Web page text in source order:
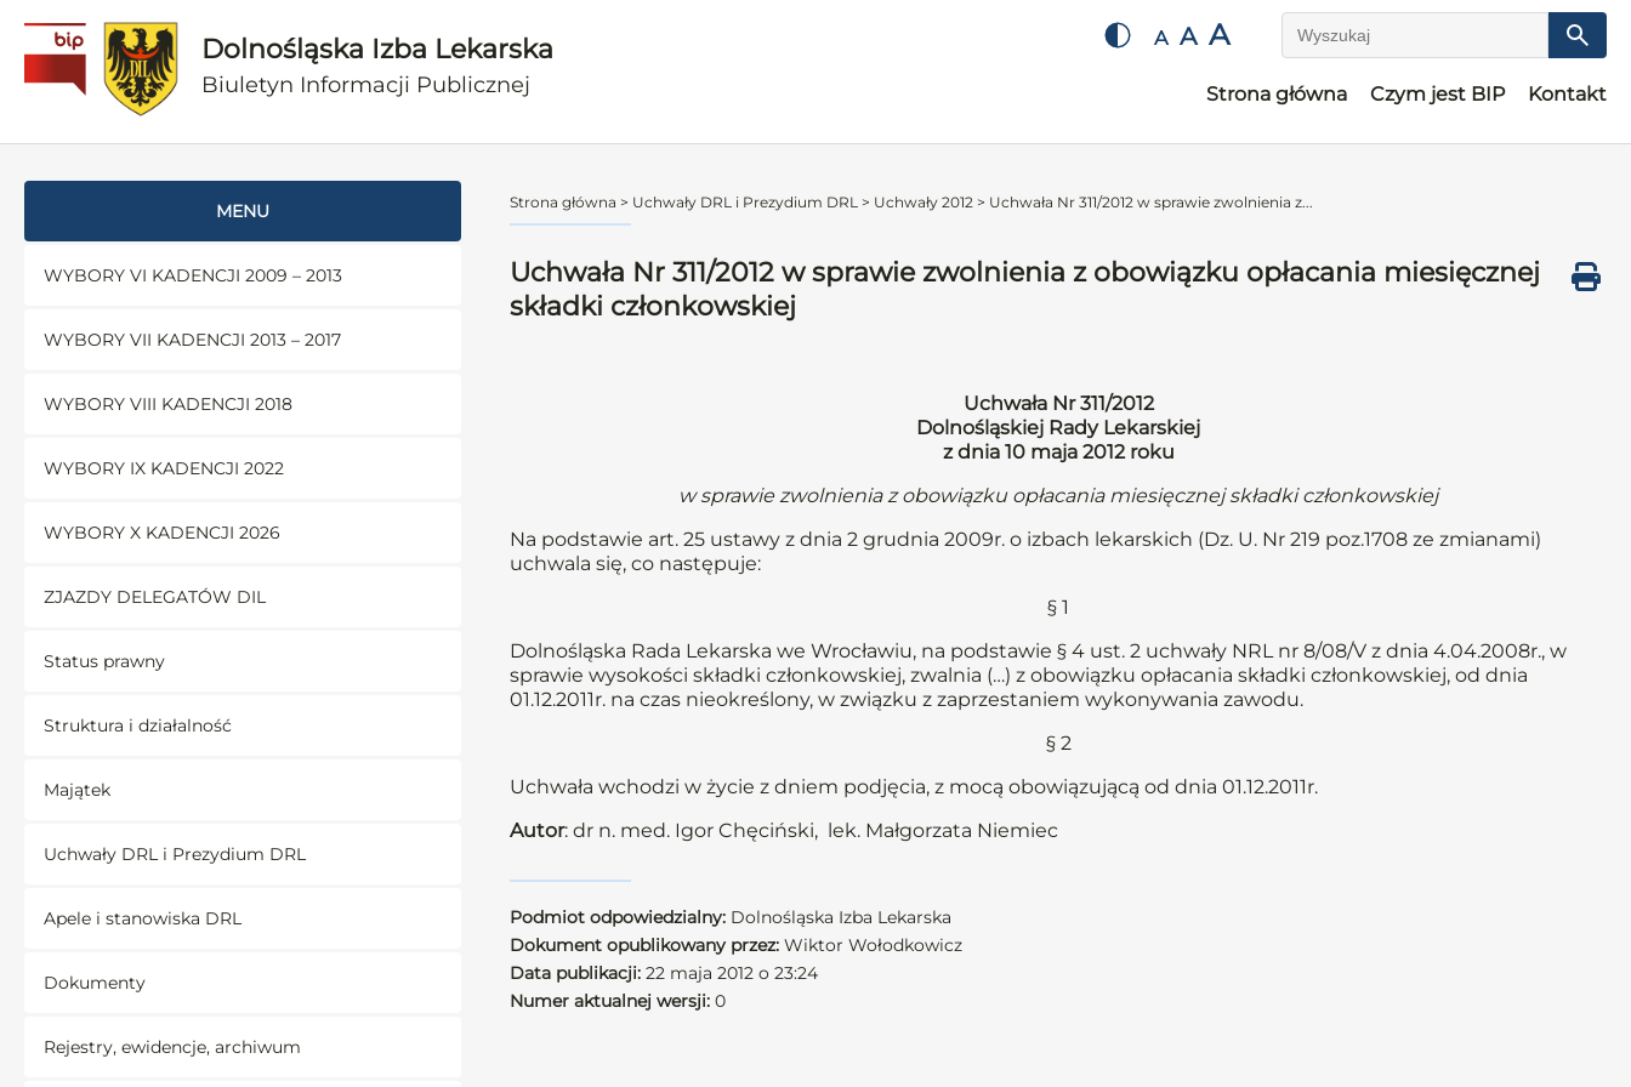
Dolnośląska Izba Lekarska
Biuletyn Informacji Publicznej
A A A Wyszukaj
Strona główna Czym jest BIP Kontakt
MENU
WYBORY VI KADENCJI 2009 – 2013
WYBORY VII KADENCJI 2013 – 2017
WYBORY VIII KADENCJI 2018
WYBORY IX KADENCJI 2022
WYBORY X KADENCJI 2026
ZJAZDY DELEGATÓW DIL
Status prawny
Struktura i działalność
Majątek
Uchwały DRL i Prezydium DRL
Apele i stanowiska DRL
Dokumenty
Rejestry, ewidencje, archiwum
Strona główna > Uchwały DRL i Prezydium DRL > Uchwały 2012 > Uchwała Nr 311/2012 w sprawie zwolnienia z...
Uchwała Nr 311/2012 w sprawie zwolnienia z obowiązku opłacania miesięcznej
składki członkowskiej
Uchwała Nr 311/2012
Dolnośląskiej Rady Lekarskiej
z dnia 10 maja 2012 roku
w sprawie zwolnienia z obowiązku opłacania miesięcznej składki członkowskiej
Na podstawie art. 25 ustawy z dnia 2 grudnia 2009r. o izbach lekarskich (Dz. U. Nr 219 poz.1708 ze zmianami)
uchwala się, co następuje:
§ 1
Dolnośląska Rada Lekarska we Wrocławiu, na podstawie § 4 ust. 2 uchwały NRL nr 8/08/V z dnia 4.04.2008r., w
sprawie wysokości składki członkowskiej, zwalnia (…) z obowiązku opłacania składki członkowskiej, od dnia
01.12.2011r. na czas nieokreślony, w związku z zaprzestaniem wykonywania zawodu.
§ 2
Uchwała wchodzi w życie z dniem podjęcia, z mocą obowiązującą od dnia 01.12.2011r.
Autor: dr n. med. Igor Chęciński, lek. Małgorzata Niemiec
Podmiot odpowiedzialny: Dolnośląska Izba Lekarska
Dokument opublikowany przez: Wiktor Wołodkowicz
Data publikacji: 22 maja 2012 o 23:24
Numer aktualnej wersji: 0